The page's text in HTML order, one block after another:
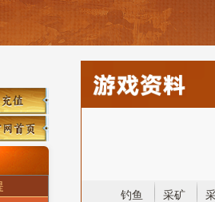
钓鱼 采矿